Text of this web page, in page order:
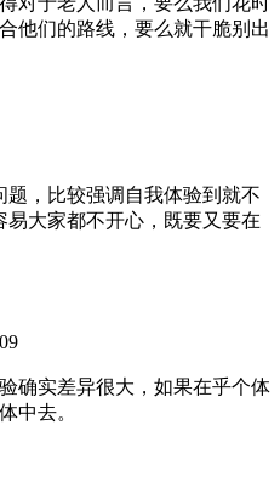
他们的路线，要么就干脆别出
，比较强调自我体验到就不
大家都不开心，既要又要在
确实差异很大，如果在乎个体
中去。